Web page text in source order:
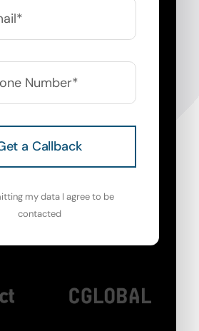
a Callback
my data I agree to be
contacted